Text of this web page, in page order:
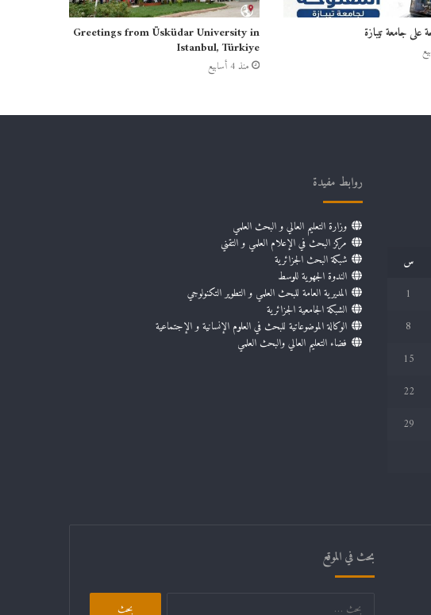
على جامعة تيبازة Greetings from Üsküdar University in
Istanbul, Türkiye
منذ 4 أسابيع
س
1
8
15
22
29
روابط مفيدة
وزارة التعليم العالي و البحث العلمي
مركز البحث في الإعلام العلمي و التقني
شبكة البحث الجزائرية
الندوة الجهوية للوسط
المديرية العامة للبحث العلمي و التطوير التكنولوجي
الشبكة الجامعية الجزائرية
الوكالة الموضوعاتية للبحث في العلوم الإنسانية و الإجتماعية
فضاء التعليم العالي والبحث العلمي
بحث في الموقع
البحث